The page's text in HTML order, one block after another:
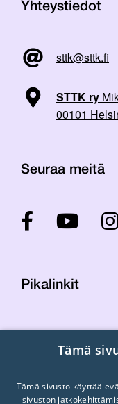
Yhteystiedot
sttk@sttk.fi
STTK ry
00101
Seuraa meitä
Pikalinkit
Laskutustiedot
Tietosuojaseloste
Tämä
Tämä sivusto käyttää
sivuston